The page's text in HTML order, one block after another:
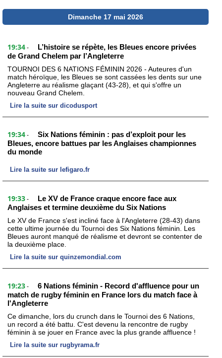
Dimanche 17 mai 2026
19:34 -
L’histoire se répète, les Bleues encore privées
de Grand Chelem par l’Angleterre
TOURNOI DES 6 NATIONS FÉMININ 2026 - Auteures d'un
match héroïque, les Bleues se sont cassées les dents sur une
Angleterre au réalisme glaçant (43-28), et qui s'offre un
nouveau Grand Chelem.
Lire la suite sur dicodusport
19:34 -
Six Nations féminin : pas d’exploit pour les
Bleues, encore battues par les Anglaises championnes
du monde
Lire la suite sur lefigaro.fr
19:33 -
Le XV de France craque encore face aux
Anglaises et termine deuxième du Six Nations
Le XV de France s'est incliné face à l'Angleterre (28-43) dans
cette ultime journée du Tournoi des Six Nations féminin. Les
Bleues auront manqué de réalisme et devront se contenter de
la deuxième place.
Lire la suite sur quinzemondial.com
19:23 -
6 Nations féminin - Record d'affluence pour un
match de rugby féminin en France lors du match face à
l'Angleterre
Ce dimanche, lors du crunch dans le Tournoi des 6 Nations,
un record a été battu. C'est devenu la rencontre de rugby
féminin à se jouer en France avec la plus grande affluence !
Lire la suite sur rugbyrama.fr